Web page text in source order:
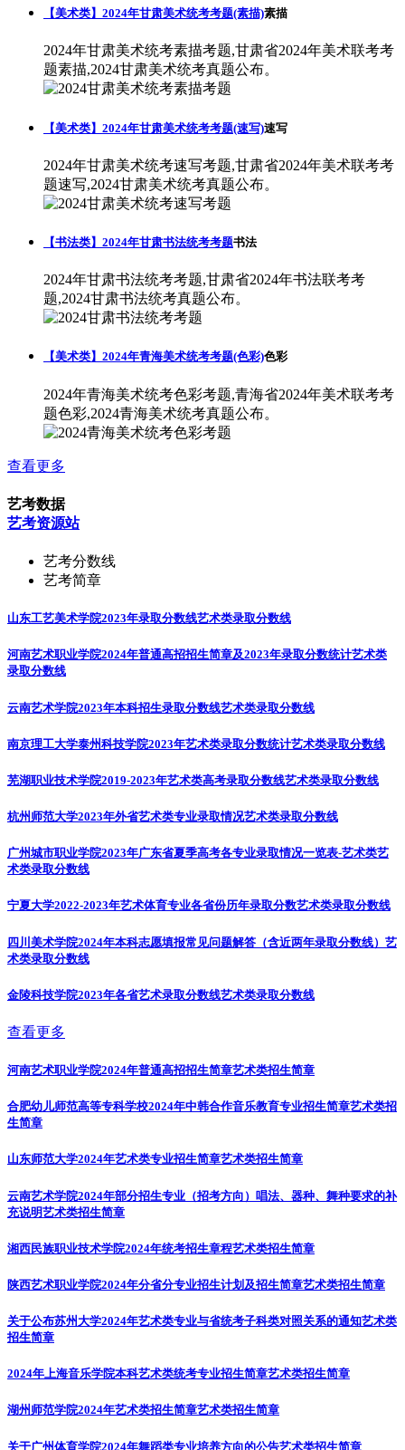
【美术类】2024年甘肃美术统考考题(素描)素描
2024年甘肃美术统考素描考题,甘肃省2024年美术联考考
题素描,2024甘肃美术统考真题公布。
【美术类】2024年甘肃美术统考考题(速写)速写
2024年甘肃美术统考速写考题,甘肃省2024年美术联考考
题速写,2024甘肃美术统考真题公布。
【书法类】2024年甘肃书法统考考题书法
2024年甘肃书法统考考题,甘肃省2024年书法联考考
题,2024甘肃书法统考真题公布。
【美术类】2024年青海美术统考考题(色彩)色彩
2024年青海美术统考色彩考题,青海省2024年美术联考考
题色彩,2024青海美术统考真题公布。
查看更多
艺考数据
艺考资源站
艺考分数线
艺考简章
山东工艺美术学院2023年录取分数线艺术类录取分数线
河南艺术职业学院2024年普通高招招生简章及2023年录取分数统计艺术类
录取分数线
云南艺术学院2023年本科招生录取分数线艺术类录取分数线
南京理工大学泰州科技学院2023年艺术类录取分数统计艺术类录取分数线
芜湖职业技术学院2019-2023年艺术类高考录取分数线艺术类录取分数线
杭州师范大学2023年外省艺术类专业录取情况艺术类录取分数线
广州城市职业学院2023年广东省夏季高考各专业录取情况一览表-艺术类艺
术类录取分数线
宁夏大学2022-2023年艺术体育专业各省份历年录取分数艺术类录取分数线
四川美术学院2024年本科志愿填报常见问题解答（含近两年录取分数线） 艺
术类录取分数线
金陵科技学院2023年各省艺术录取分数线艺术类录取分数线
查看更多
河南艺术职业学院2024年普通高招招生简章艺术类招生简章
合肥幼儿师范高等专科学校2024年中韩合作音乐教育专业招生简章艺术类招
生简章
山东师范大学2024年艺术类专业招生简章艺术类招生简章
云南艺术学院2024年部分招生专业（招考方向）唱法、器种、舞种要求的补
充说明艺术类招生简章
湘西民族职业技术学院2024年统考招生章程艺术类招生简章
陕西艺术职业学院2024年分省分专业招生计划及招生简章艺术类招生简章
关于公布苏州大学2024年艺术类专业与省统考子科类对照关系的通知艺术类
招生简章
2024年上海音乐学院本科艺术类统考专业招生简章艺术类招生简章
湖州师范学院2024年艺术类招生简章艺术类招生简章
关于广州体育学院2024年舞蹈类专业培养方向的公告艺术类招生简章